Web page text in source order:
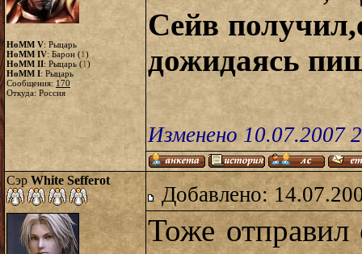
HoMM V: Рыцарь
HoMM IV: Барон (1)
HoMM II: Рыцарь (1)
HoMM I: Рыцарь
Сообщения: 170
Откуда: Россия
Сейв
дожидаясь
Изменено 10.07.2007
Сэр White Sefferot
Добавлено:
Тоже